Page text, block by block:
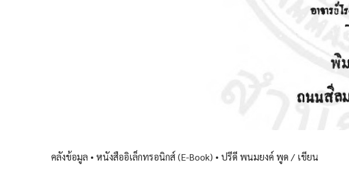
คลังข้อมูล • หนังสืออิเล็กทรอนิกส์ (E-Book) • ปรีดี พนมยงค์ พูด / เขียน